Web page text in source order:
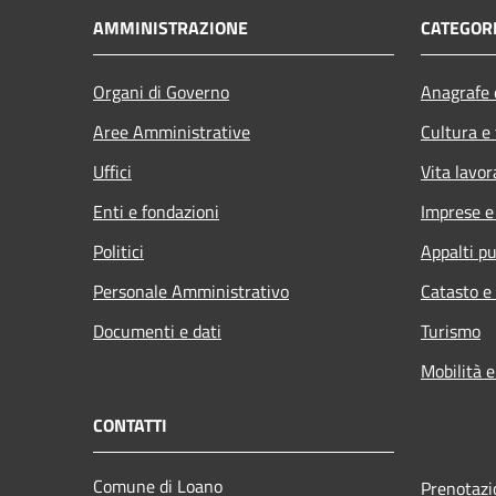
AMMINISTRAZIONE
Organi di Governo
Aree Amministrative
Uffici
Enti e fondazioni
Politici
Personale Amministrativo
Documenti e dati
Cultura
Vita
Imprese
Appalti
Catasto
Turismo
Mobilità
CONTATTI
Comune di Loano